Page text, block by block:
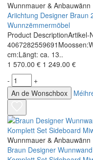
Wunnmauer & Anbauwänn
Ariichtung Designer Braun
Wunnzëmmermöbel
Product DescriptionArtikel-
cm:Längt: ca. 13..
1 570.00 € 1 249.00 €
-
+
An de Wonschbox
Wunnmauer & Anbauwänn
Braun Designer